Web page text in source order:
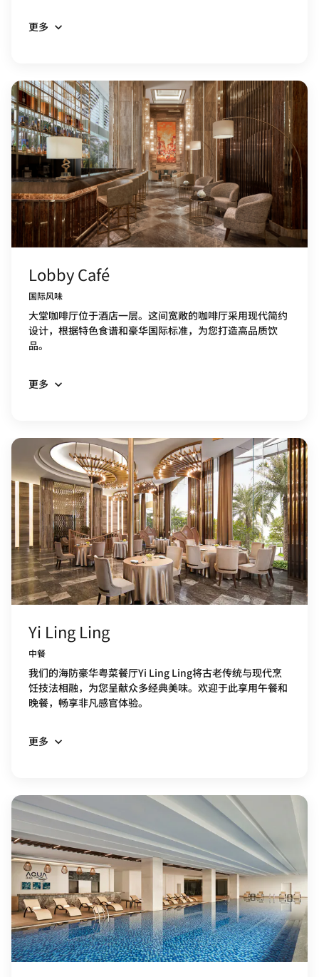
更多
Lobby Café
国际风味
大堂咖啡厅位于酒店一层。这间宽敞的咖啡厅采用现代简约
设计，根据特色食谱和豪华国际标准，为您打造高品质饮
品。
更多
Yi Ling Ling
中餐
我们的海防豪华粤菜餐厅Yi Ling Ling将古老传统与现代烹
饪技法相融，为您呈献众多经典美味。欢迎于此享用午餐和
晚餐，畅享非凡感官体验。
更多